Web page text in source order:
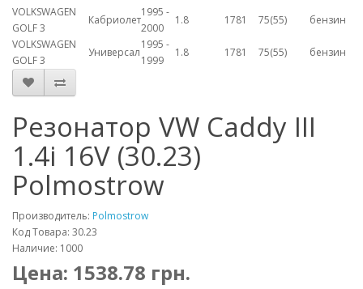
VOLKSWAGEN
GOLF 3
Кабриолет
1995 -
2000
1.8 1781 75(55)
бензин
VOLKSWAGEN
GOLF 3
Универсал
1995 -
1999
1.8 1781 75(55) бензин
Резонатор VW Caddy III
1.4i 16V (30.23)
Polmostrow
Производитель: Polmostrow
Код Товара: 30.23
Наличие: 1000
Цена: 1538.78 грн.